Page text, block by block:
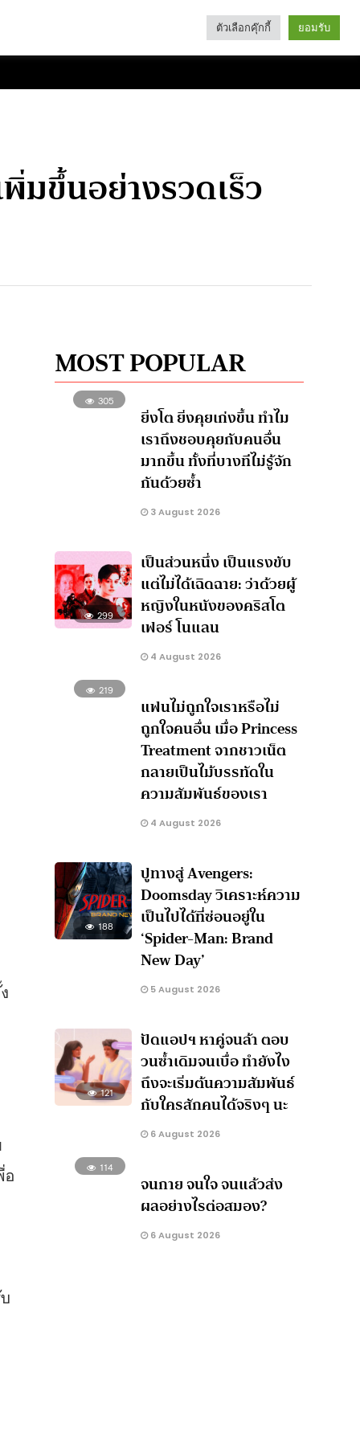
Categories
มขึ้นอย่างรวดเร็ว
อ
MOST POPULAR
305
ยิ่งโต ยิ่งคุยเก่งขึ้น ทำไม
เราถึงชอบคุยกับคนอื่น
มากขึ้น ทั้งที่บางทีไม่รู้จัก
กันด้วยซ้ำ
3 August 2026
299
เป็นส่วนหนึ่ง เป็นแรงขับ
แต่ไม่ได้เฉิดฉาย: ว่าด้วยผู้
หญิงในหนังของคริสโต
เฟอร์ โนแลน
4 August 2026
219
แฟนไม่ถูกใจเราหรือไม่
ถูกใจคนอื่น เมื่อ Princess
Treatment จากชาวเน็ต
กลายเป็นไม้บรรทัดใน
ความสัมพันธ์ของเรา
4 August 2026
188
ปูทางสู่ Avengers:
Doomsday วิเคราะห์ความ
เป็นไปได้ที่ซ่อนอยู่ใน
‘Spider-Man: Brand
New Day’
5 August 2026
121
ปัดแอปฯ หาคู่จนล้า ตอบ
วนซ้ำเดิมจนเบื่อ ทำยังไง
ถึงจะเริ่มต้นความสัมพันธ์
กับใครสักคนได้จริงๆ นะ
6 August 2026
114
จนกาย จนใจ จนแล้วส่ง
ผลอย่างไรต่อสมอง?
6 August 2026
ตัวเลือกคุ๊กกี้ ยอมรับ